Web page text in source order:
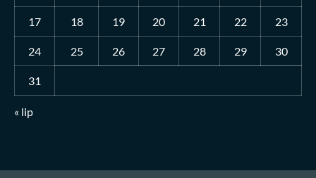
17 18 19 20 21 22 23
24 25 26 27 28 29 30
31
« lip